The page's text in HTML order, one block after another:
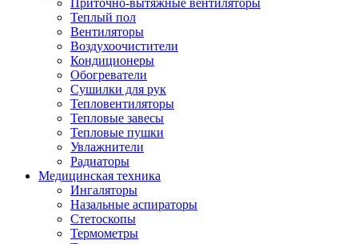
Системы и компоненты hi-fi
Компоненты hi-fi
Плееры и аксессуары
Плееры
Фото и видеокамеры
Фотоаппараты
Зеркальные фотоаппараты
Экшн-камеры
Аксессуары для фото- видео техники
Штативы
Теплый пол
Вентиляторы
Воздухоочистители
Кондиционеры
Обогреватели
Сушилки для рук
Тепловентиляторы
Тепловые завесы
Тепловые пушки
Увлажнители
Радиаторы
Медицинская техника
Ингаляторы
Назальные аспираторы
Стетоскопы
Термометры